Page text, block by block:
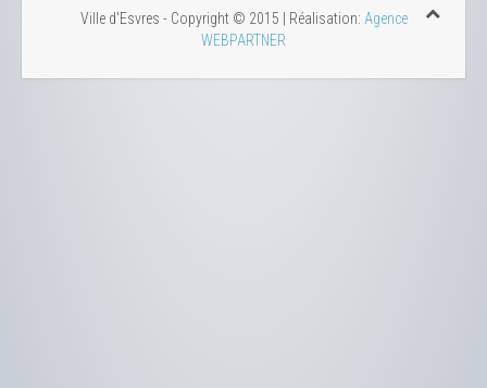
Ville d'Esvres - Copyright © 2015 | Réalisation: Agence
WEBPARTNER